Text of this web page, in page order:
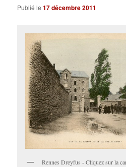
Publié le17 décembre 2011
Rennes Dreyfus - Cliquez sur la